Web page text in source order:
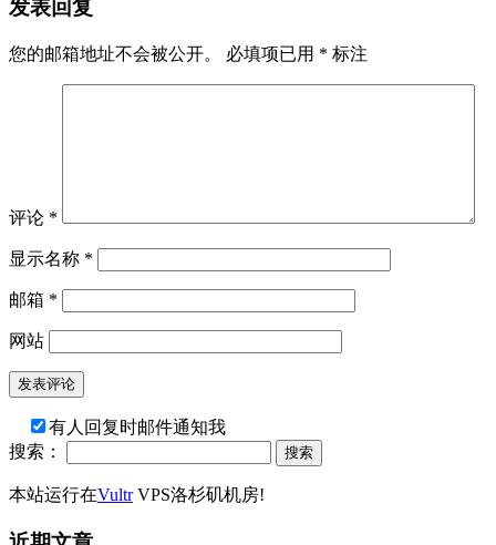
发表回复
您的邮箱地址不会被公开。 必填项已用 * 标注
评论 *
显示名称 *
邮箱 *
网站
有人回复时邮件通知我
搜索：
本站运行在VultrVPS洛杉矶机房!